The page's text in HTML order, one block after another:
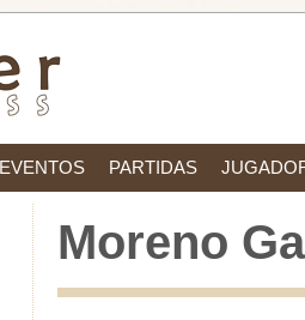
EVENTOS PARTIDAS
Moreno